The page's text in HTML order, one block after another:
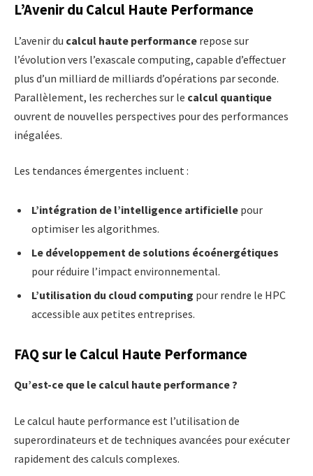
L’Avenir du Calcul Haute Performance
L’avenir du calcul haute performance repose sur
l’évolution vers l’exascale computing, capable d’effectuer
plus d’un milliard de milliards d’opérations par seconde.
Parallèlement, les recherches sur le calcul quantique
ouvrent de nouvelles perspectives pour des performances
inégalées.
Les tendances émergentes incluent :
L’intégration de l’intelligence artificielle pour
optimiser les algorithmes.
Le développement de solutions écoénergétiques
pour réduire l’impact environnemental.
L’utilisation du cloud computing pour rendre le HPC
accessible aux petites entreprises.
FAQ sur le Calcul Haute Performance
Qu’est-ce que le calcul haute performance ?
Le calcul haute performance est l’utilisation de
superordinateurs et de techniques avancées pour exécuter
rapidement des calculs complexes.